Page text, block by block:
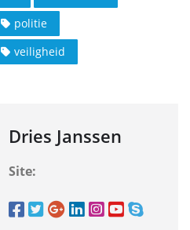
politie
veiligheid
Dries Janssen
Site: